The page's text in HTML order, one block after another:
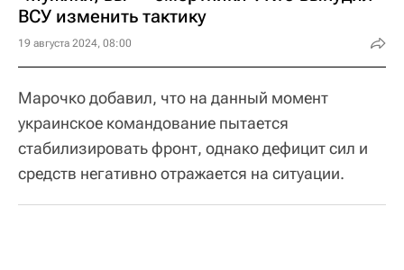
ВСУ изменить тактику
19 августа 2024, 08:00
Марочко добавил, что на данный момент
украинское командование пытается
стабилизировать фронт, однако дефицит сил и
средств негативно отражается на ситуации.